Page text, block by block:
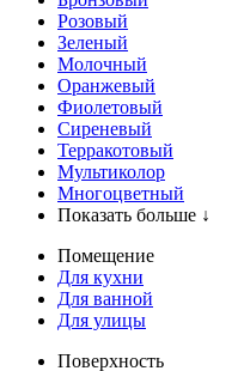
Розовый
Зеленый
Молочный
Оранжевый
Фиолетовый
Сиреневый
Терракотовый
Мультиколор
Многоцветный
Показать больше ↓
Помещение
Для кухни
Для ванной
Для улицы
Поверхность